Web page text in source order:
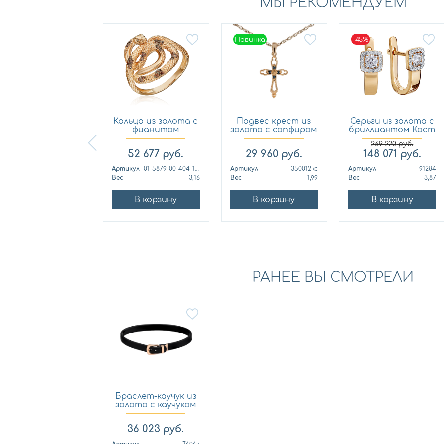
Кольцо из золота с
фианитом
Платина 0...
52 677 руб.
Артикул
01-5879-00-404-1110
Вес
3,16
В корзину
Новинка
Новинка
Подвес крест из
золота с сапфиром
Кло...
29 960 руб.
Артикул
350012кс
Вес
1,99
В корзину
-45%
Серьги из золота с
бриллиантом Каст
ю...
269 220руб.
148 071 руб.
Артикул
91284
Вес
3,87
В корзину
РАНЕЕ ВЫ СМОТРЕЛИ
Браслет-каучук из
золота с каучуком
Н...
36 023 руб.